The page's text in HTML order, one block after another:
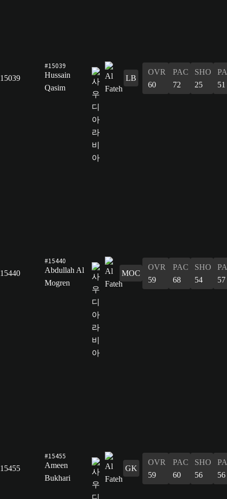
15039
#15039
Hussain
Qasim
LB
OVR
60
PAC
72
SHO
25
51
15440
#15440
Abdullah Al
Mogren
MOC
OVR
59
PAC
68
SHO
54
57
15455
#15455
Ameen
Bukhari
GK
OVR
59
PAC
60
SHO
56
56